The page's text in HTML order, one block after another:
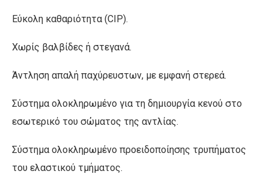
Εύκολη καθαριότητα (CIP).
Xωρίς βαλβίδες ή στεγανά.
Άντληση απαλή παχύρευστων, με εμφανή στερεά.
Σύστημα ολοκληρωμένο για τη δημιουργία κενού στο
εσωτερικό του σώματος της αντλίας.
Σύστημα ολοκληρωμένο προειδοποίησης τρυπήματος
του ελαστικού τμήματος.